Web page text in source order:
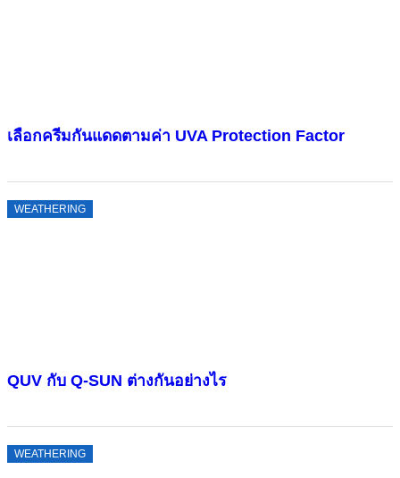
เลือกครีมกันแดดตามค่า UVA Protection Factor
WEATHERING
QUV กับ Q-SUN ต่างกันอย่างไร
WEATHERING